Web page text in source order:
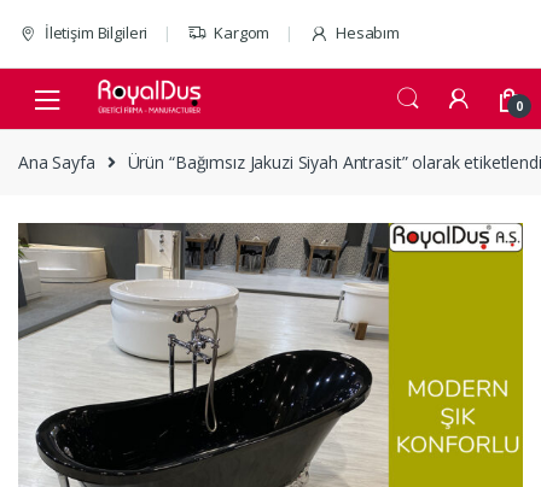
İletişim Bilgileri Kargom Hesabım
0
Ana Sayfa Ürün “Bağımsız Jakuzi Siyah Antrasit” olarak etiketlendi